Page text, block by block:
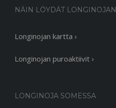
NÄIN LÖYDÄT LONGINOJAN
Longinojan kartta ›
Longinojan puroaktiivit ›
LONGINOJA SOMESSA